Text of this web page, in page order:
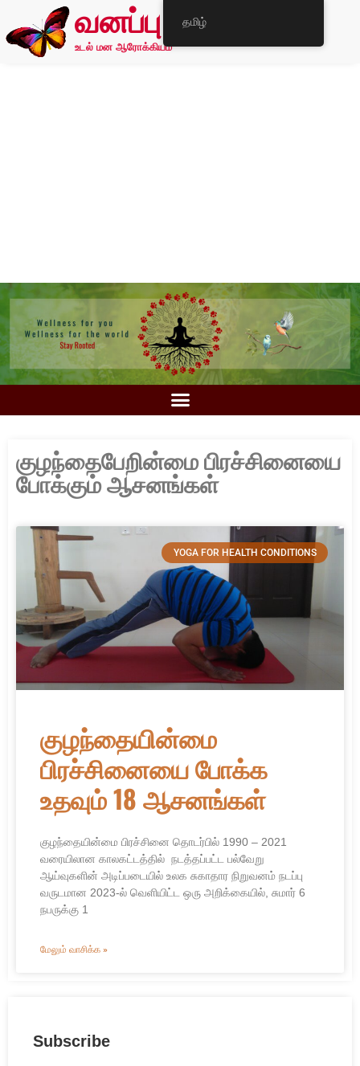
வனப்பு
உடல் மன ஆரோக்கியம்
குழந்தைபேறின்மை பிரச்சினையை
போக்கும் ஆசனங்கள்
YOGA FOR HEALTH CONDITIONS
குழந்தையின்மை
பிரச்சினையை போக்க
உதவும் 18 ஆசனங்கள்
குழந்தையின்மை பிரச்சினை தொடர்பில் 1990 – 2021
வரையிலான காலகட்டத்தில் நடத்தப்பட்ட பல்வேறு
ஆய்வுகளின் அடிப்படையில் உலக சுகாதார நிறுவனம் நடப்பு
வருடமான 2023-ல் வெளியிட்ட ஒரு அறிக்கையில், சுமார் 6
நபருக்கு 1
மேலும் வாசிக்க »
Subscribe
தமிழ்